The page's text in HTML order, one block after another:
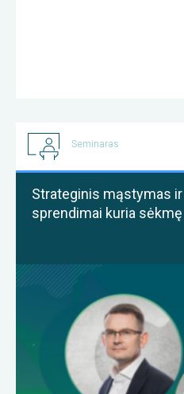
Seminaras
Strateginis mąstymas
sprendimai kuria sėkmę